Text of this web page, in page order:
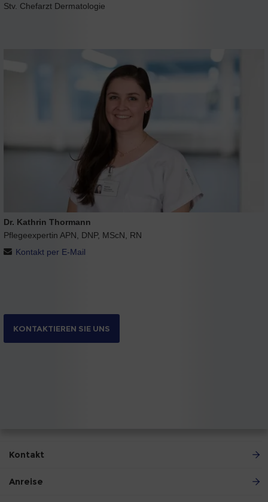
Stv. Chefarzt Dermatologie
Dr. Kathrin Thormann
Pflegeexpertin APN, DNP, MScN, RN
Kontakt per E-Mail
KONTAKTIEREN SIE UNS
Kontakt
Anreise